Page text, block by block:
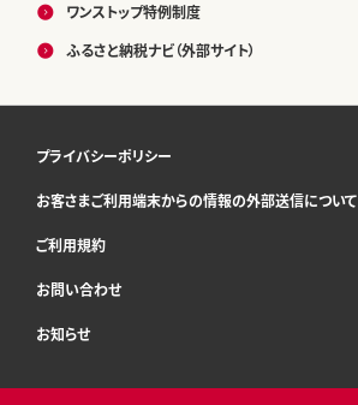
ワンストップ特例制度
ふるさと納税ナビ（外部サイト）
プライバシーポリシー
お客さまご利用端末からの情報の外部送信について
ご利用規約
お問い合わせ
お知らせ